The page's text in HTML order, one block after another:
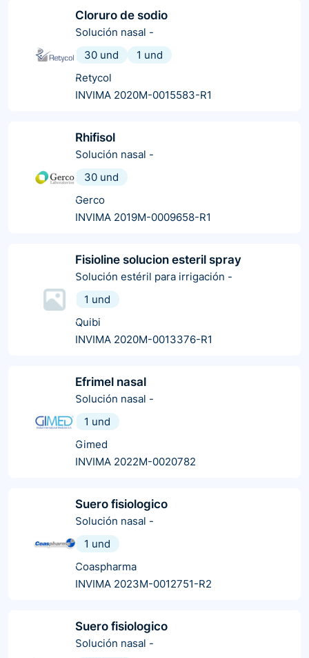
Cloruro de sodio
Solución nasal -
30 und
1 und
Retycol
INVIMA 2020M-0015583-R1
Rhifisol
Solución nasal -
30 und
Gerco
INVIMA 2019M-0009658-R1
Fisioline solucion esteril spray
Solución estéril para irrigación -
1 und
Quibi
INVIMA 2020M-0013376-R1
Efrimel nasal
Solución nasal -
1 und
Gimed
INVIMA 2022M-0020782
Suero fisiologico
Solución nasal -
1 und
Coaspharma
INVIMA 2023M-0012751-R2
Suero fisiologico
Solución nasal -